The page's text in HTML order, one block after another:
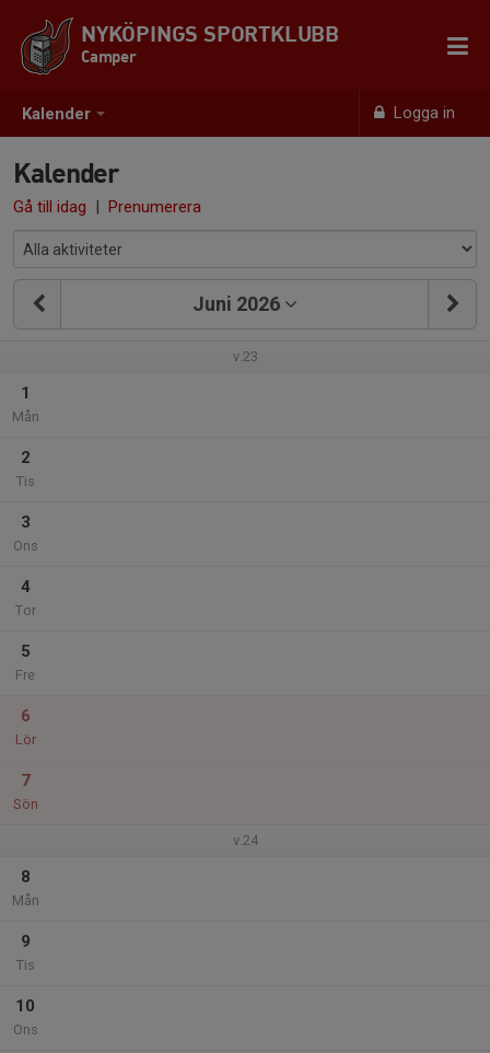
Kalender Logga in
NYKÖPINGS SPORTKLUBB
Camper
Kalender
Gå till idag | Prenumerera
Juni 2026
v.23
1
Mån
2
Tis
3
Ons
4
Tor
5
Fre
6
Lör
7
Sön
v.24
8
Mån
9
Tis
10
Ons